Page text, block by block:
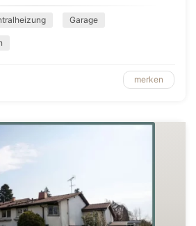
Garage
merken